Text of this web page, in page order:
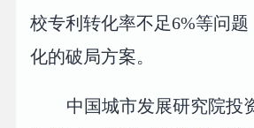
校专利转化率不足6%等问
化的破局方案。
中国城市发展研究院投